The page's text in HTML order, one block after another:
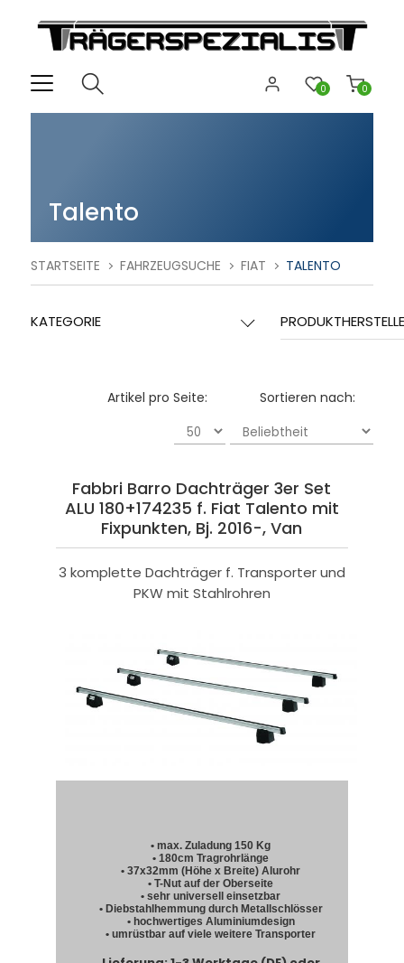
0
0
Talento
STARTSEITE FAHRZEUGSUCHE FIAT TALENTO
KATEGORIE
Sortieren nach:
Artikel pro Seite:
Fabbri Barro Dachträger 3er Set
ALU 180+174235 f. Fiat Talento mit
Fixpunkten, Bj. 2016-, Van
3 komplette Dachträger f. Transporter und
PKW mit Stahlrohren
• max. Zuladung 150 Kg
• 180cm Tragrohrlänge
• 37x32mm (Höhe x Breite) Alurohr
• T-Nut auf der Oberseite
• sehr universell einsetzbar
• Diebstahlhemmung durch Metallschlösser
• hochwertiges Aluminiumdesign
• umrüstbar auf viele weitere Transporter